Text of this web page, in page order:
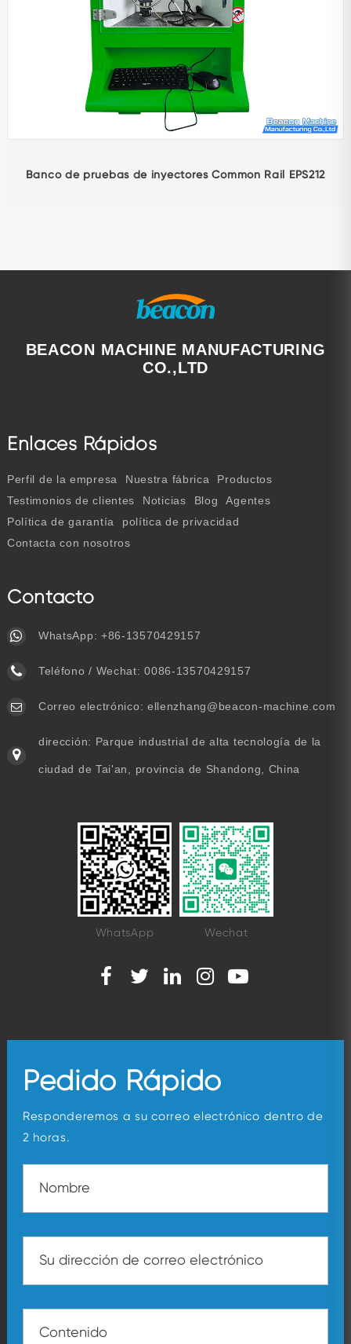
Banco de pruebas de inyectores Common Rail EPS212
BEACON MACHINE MANUFACTURING
CO.,LTD
Enlaces Rápidos
Perfil de la empresa Nuestra fábrica
Productos
Testimonios de clientes
Noticias Blog
Agentes
Política de garantía
política de privacidad
Contacta con nosotros
Contacto
WhatsApp: +86-13570429157
Teléfono / Wechat:0086-13570429157
Correo electrónico: ellenzhang@beacon-machine.com
dirección: Parque industrial de alta tecnología de la
ciudad de Tai'an, provincia de Shandong, China
WhatsApp Wechat
Pedido Rápido
Responderemos a su correo electrónico dentro de
2 horas.